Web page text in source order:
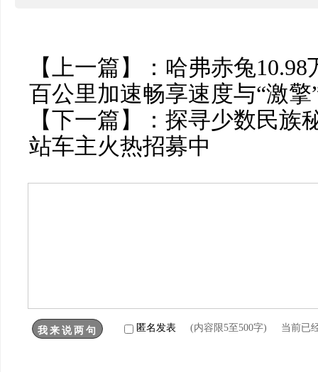
【上一篇】： 哈弗赤兔10.98
百公里加速畅享速度与“激擎
【下一篇】： 探寻少数民族
站车主火热招募中
匿名发表 (内容限5至500字) 当前已